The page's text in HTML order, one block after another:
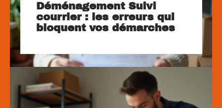
Déménagement Suivi
courrier : les erreurs qui
bloquent vos démarches